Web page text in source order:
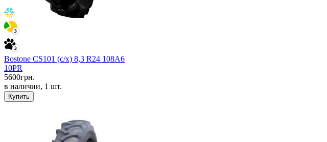
Bostone CS101 (с/х) 8,3 R24 108A6
10PR
5600грн.
в наличии, 1 шт.
Купить